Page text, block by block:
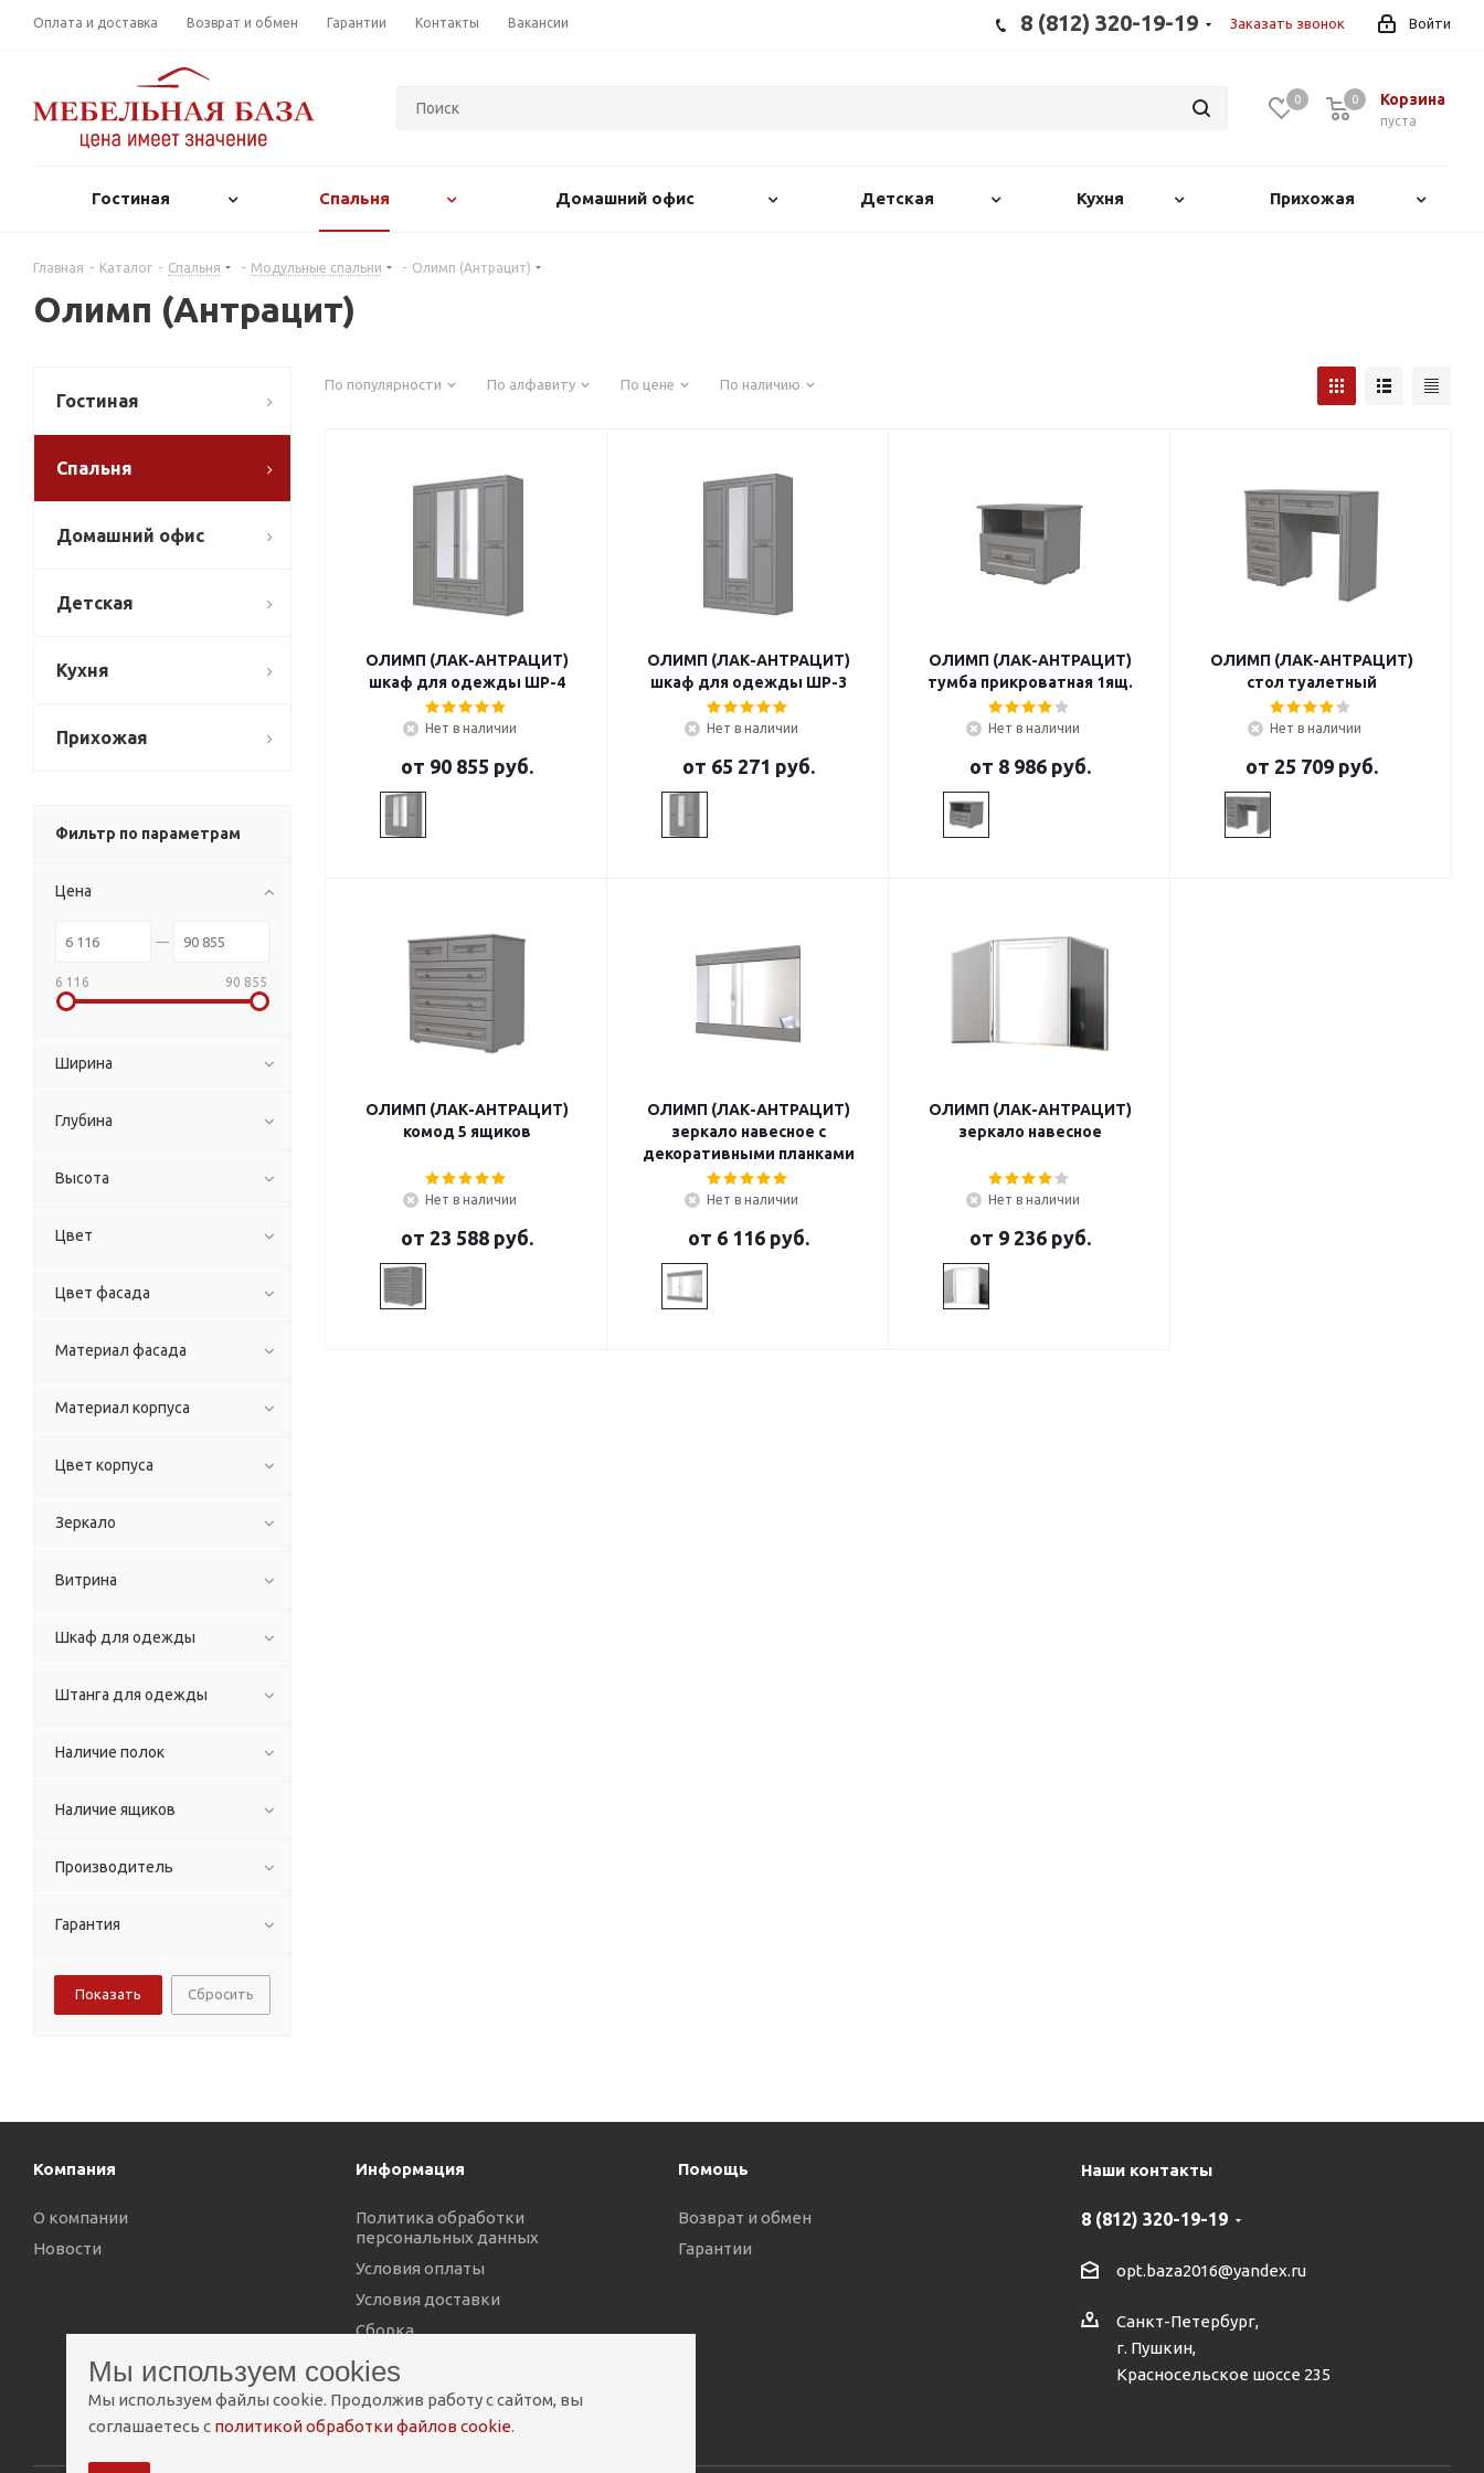
Оплата и доставка Возврат и обмен Гарантии Контакты Вакансии Войти
8 (812) 320-19-19 Заказать звонок
0 Корзина
0
пуста
0
Гостиная Спальня Домашний офис Детская Кухня Прихожая
Главная - Каталог - Спальня - Модульные спальни - Олимп (Антрацит)
Олимп (Антрацит)
По популярности По алфавиту По цене По наличию
ОЛИМП (ЛАК-АНТРАЦИТ)
шкаф для одежды ШР-4
Нет в наличии
от 90 855 руб.
ОЛИМП (ЛАК-АНТРАЦИТ)
шкаф для одежды ШР-3
Нет в наличии
от 65 271 руб.
ОЛИМП (ЛАК-АНТРАЦИТ)
тумба прикроватная 1ящ.
Нет в наличии
от 8 986 руб.
ОЛИМП (ЛАК-АНТРАЦИТ)
стол туалетный
Нет в наличии
от 25 709 руб.
ОЛИМП (ЛАК-АНТРАЦИТ)
комод 5 ящиков
Нет в наличии
от 23 588 руб.
ОЛИМП (ЛАК-АНТРАЦИТ)
зеркало навесное с
декоративными планками
Нет в наличии
от 6 116 руб.
ОЛИМП (ЛАК-АНТРАЦИТ)
зеркало навесное
Нет в наличии
от 9 236 руб.
Гостиная
Спальня
Домашний офис
Детская
Кухня
Прихожая
Фильтр по параметрам
Цена
6 116 90 855
Ширина
Глубина
Высота
Цвет
Цвет фасада
Материал фасада
Материал корпуса
Цвет корпуса
Зеркало
Витрина
Шкаф для одежды
Штанга для одежды
Наличие полок
Наличие ящиков
Производитель
Гарантия
Сбросить
Компания
О компании
Новости
Информация
Политика обработки
персональных данных
Условия оплаты
Условия доставки
Сборка
Помощь
Возврат и обмен
Гарантии
Наши контакты
8 (812) 320-19-19
opt.baza2016@yandex.ru
Санкт-Петербург,
г. Пушкин,
Красносельское шоссе 235
Мы используем cookies
Мы используем файлы cookie. Продолжив работу с сайтом, вы
соглашаетесь с политикой обработки файлов cookie.